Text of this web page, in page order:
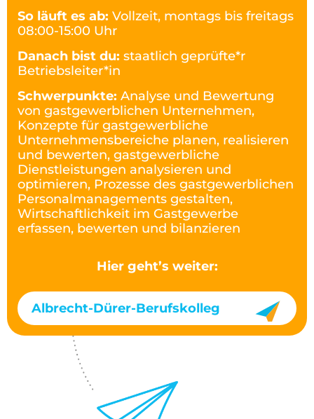
So läuft es ab: Vollzeit, montags bis freitags
08:00-15:00 Uhr
Danach bist du: staatlich geprüfte*r
Betriebsleiter*in
Schwerpunkte: Analyse und Bewertung
von gastgewerblichen Unternehmen,
Konzepte für gastgewerbliche
Unternehmensbereiche planen, realisieren
und bewerten, gastgewerbliche
Dienstleistungen analysieren und
optimieren, Prozesse des gastgewerblichen
Personalmanagements gestalten,
Wirtschaftlichkeit im Gastgewerbe
erfassen, bewerten und bilanzieren
Hier geht’s weiter:
Albrecht-Dürer-Berufskolleg